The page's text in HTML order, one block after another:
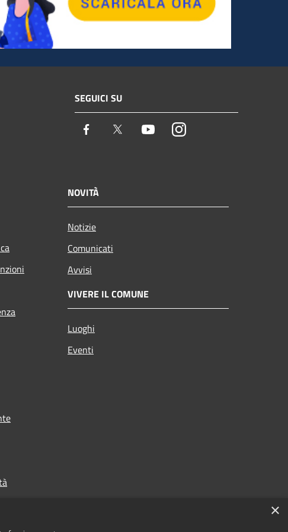
SEGUICI SU
Facebook Twitter YoutubeInstagram
NOVITÀ
Notizie
Comunicati
Avvisi
VIVERE IL COMUNE
Luoghi
Eventi
×